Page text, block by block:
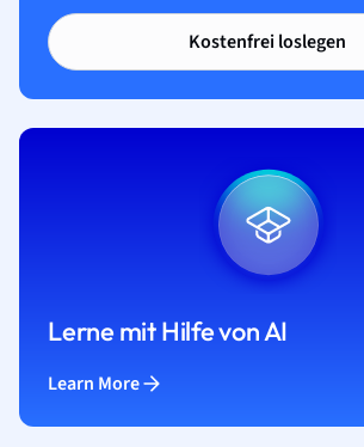
Kostenfrei loslegen
Lerne mit Hilfe von AI
Learn More